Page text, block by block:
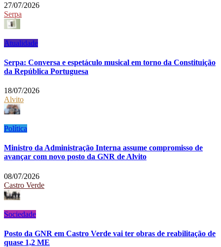
27/07/2026
Serpa
Atualidade
Serpa: Conversa e espetáculo musical em torno da Constituição
da República Portuguesa
18/07/2026
Alvito
Política
Ministro da Administração Interna assume compromisso de
avançar com novo posto da GNR de Alvito
08/07/2026
Castro Verde
Sociedade
Posto da GNR em Castro Verde vai ter obras de reabilitação de
quase 1,2 ME